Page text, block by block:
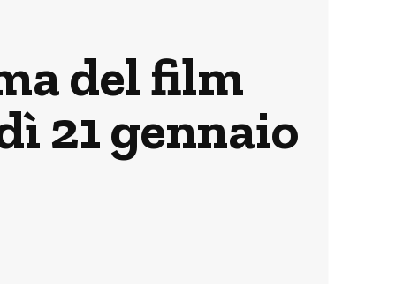
del film
21 gennaio